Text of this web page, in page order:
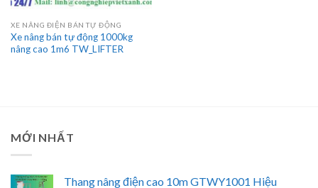
XE NÂNG ĐIỆN BÁN TỰ ĐỘNG
Xe nâng bán tự động 1000kg
nâng cao 1m6 TW_LIFTER
MỚI NHẤT
Thang nâng điện cao 10m GTWY1001 Hiệu